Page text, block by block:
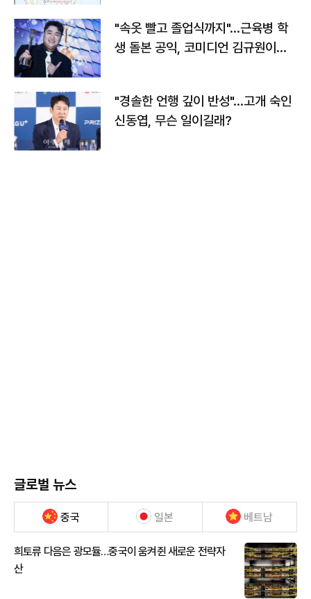
"속옷 빨고 졸업식까지"…근육병 학
생 돌본 공익, 코미디언 김규원이었
"경솔한 언행 깊이 반성"…고개 숙인
신동엽, 무슨 일이길래?
글로벌 뉴스
중국 일본 베트남
희토류 다음은 광모듈…중국이 움켜쥔 새로운 전략자
산